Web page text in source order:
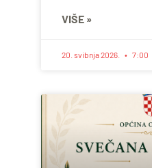
VIŠE »
20. svibnja 2026. 7:00